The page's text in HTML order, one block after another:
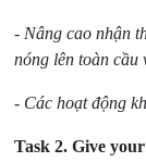
- Nâng cao nhận
nóng lên toàn cầu
- Các hoạt động
Task 2. Give